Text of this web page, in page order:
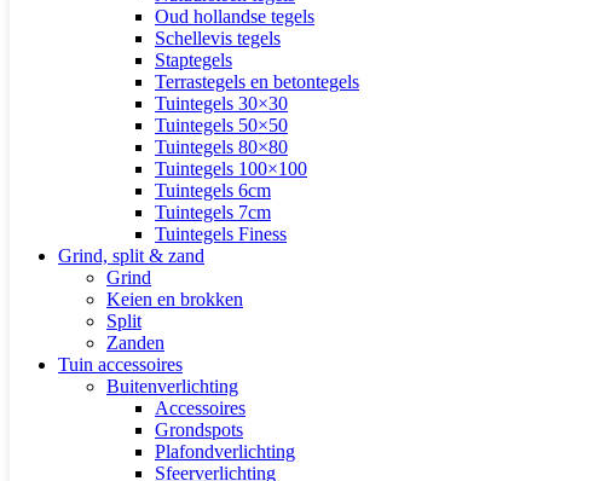
Oud hollandse tegels
Schellevis tegels
Staptegels
Terrastegels en betontegels
Tuintegels 30×30
Tuintegels 50×50
Tuintegels 80×80
Tuintegels 100×100
Tuintegels 6cm
Tuintegels 7cm
Tuintegels Finess
Grind, split & zand
Grind
Keien en brokken
Split
Zanden
Tuin accessoires
Buitenverlichting
Accessoires
Grondspots
Plafondverlichting
Sfeerverlichting